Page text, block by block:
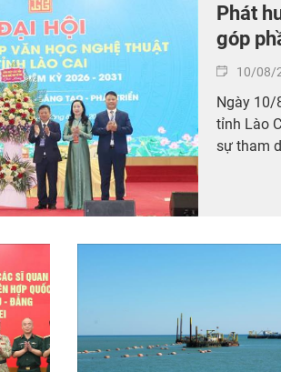
Phát
góp
10/08/
Ngày 10/
tỉnh Lào
sự tham